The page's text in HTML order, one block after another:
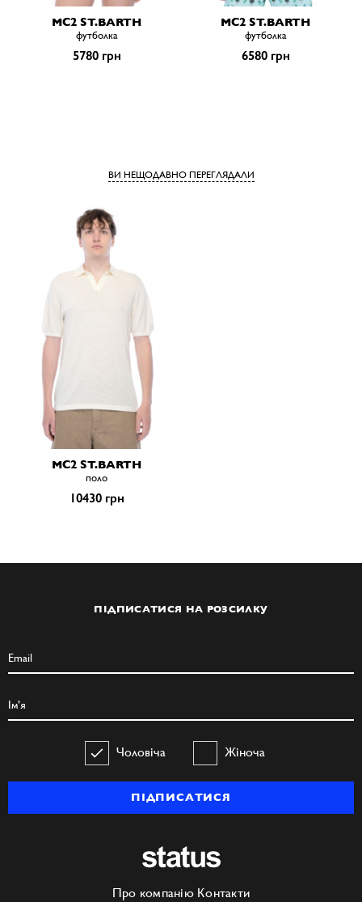
MC2 ST.BARTH
футболка
5780 грн
MC2 ST.BARTH
футболка
6580 грн
ВИ НЕЩОДАВНО ПЕРЕГЛЯДАЛИ
MC2 ST.BARTH
поло
10430 грн
ПІДПИСАТИСЯ НА РОЗСИЛКУ
Чоловіча Жіноча
ПІДПИСАТИСЯ
Про компанію Контакти